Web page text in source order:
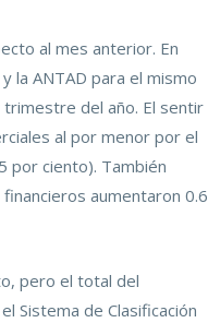
al mes anterior. En
la ANTAD para el mismo
del año. El sentir
al por menor por el
por ciento). También
aumentaron 0.6
pero el total del
Sistema de Clasificación